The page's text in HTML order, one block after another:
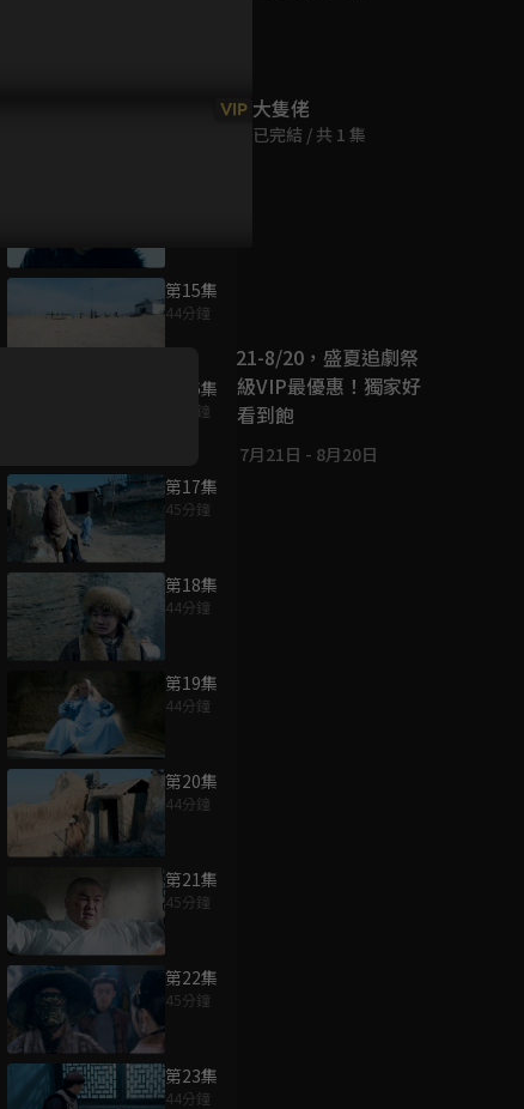
第15集
44分鐘
第16集
44分鐘
第17集
45分鐘
第18集
44分鐘
第19集
44分鐘
第20集
44分鐘
第21集
45分鐘
第22集
45分鐘
第23集
44分鐘
VIP 大隻佬
已完結 / 共 1 集
好康資訊
7/21-8/20，盛夏追劇祭
升級VIP最優惠！獨家好
戲看到飽
7月21日 - 8月20日